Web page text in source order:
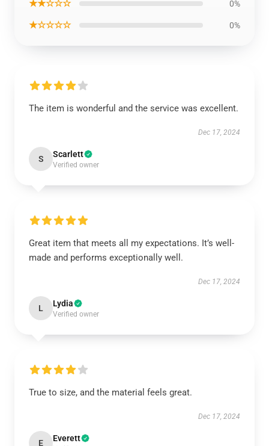
★★☆☆☆ 0%
★☆☆☆☆ 0%
The item is wonderful and the service was excellent.
Dec 17, 2024
S Scarlett
Verified owner
Great item that meets all my expectations. It’s well-
made and performs exceptionally well.
Dec 17, 2024
L Lydia
Verified owner
True to size, and the material feels great.
Dec 17, 2024
E Everett